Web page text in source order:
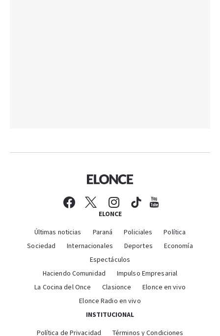
ELONCE
Últimas noticias Paraná Policiales
Política
Sociedad
Internacionales Deportes
Economía
Espectáculos
Haciendo Comunidad
Impulso Empresarial
La Cocina del Once
Clasionce
Elonce en vivo
Elonce Radio en vivo
INSTITUCIONAL
Política de Privacidad Términos y Condiciones